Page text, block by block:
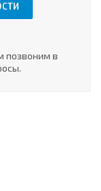
позвоним в